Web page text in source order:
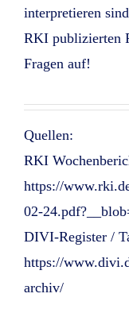
interpretieren
RKI publizierten
Fragen auf!
Quellen:
RKI
https://
02-
DIVI-Register /
https://
archiv/